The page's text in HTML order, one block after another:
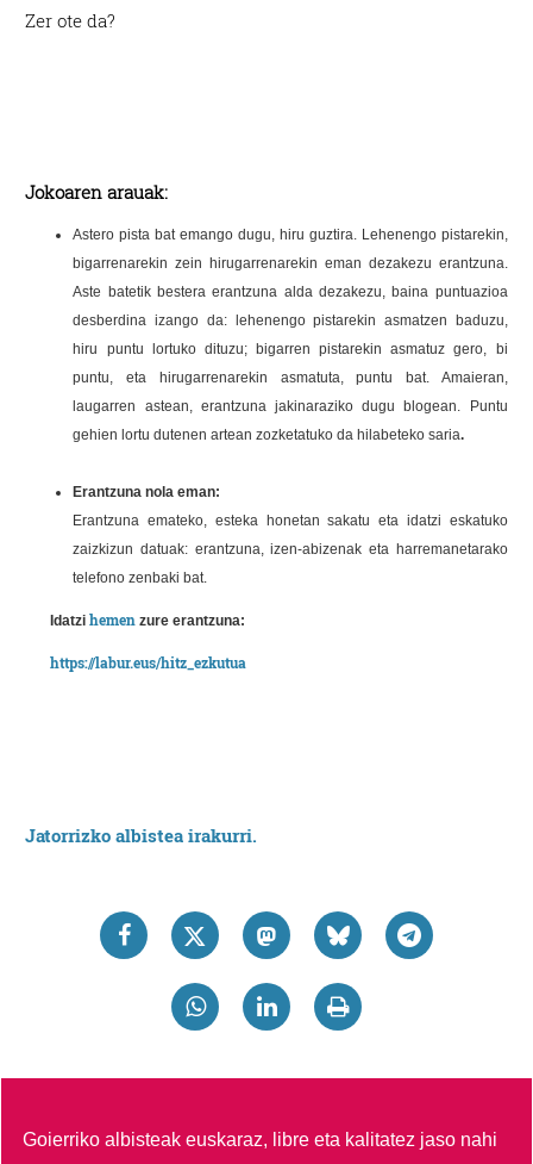
Zer ote da?
Jokoaren arauak:
Astero pista bat emango dugu, hiru guztira. Lehenengo pistarekin,
bigarrenarekin zein hirugarrenarekin eman dezakezu erantzuna.
Aste batetik bestera erantzuna alda dezakezu, baina puntuazioa
desberdina izango da: lehenengo pistarekin asmatzen baduzu,
hiru puntu lortuko dituzu; bigarren pistarekin asmatuz gero, bi
puntu, eta hirugarrenarekin asmatuta, puntu bat. Amaieran,
laugarren astean, erantzuna jakinaraziko dugu blogean. Puntu
gehien lortu dutenen artean zozketatuko da hilabeteko saria.
Erantzuna nola eman:
Erantzuna emateko, esteka honetan sakatu eta idatzi eskatuko
zaizkizun datuak: erantzuna, izen-abizenak eta harremanetarako
telefono zenbaki bat.
Idatzihemen zure erantzuna:
https://labur.eus/hitz_ezkutua
Jatorrizko albistea irakurri.
Goierriko albisteak euskaraz, libre eta kalitatez jaso nahi